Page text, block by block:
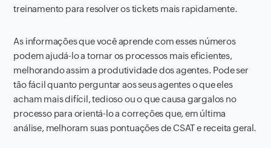
treinamento para resolver os tickets mais rapidamente.
As informações que você aprende com esses números
podem ajudá-lo a tornar os processos mais eficientes,
melhorando assim a produtividade dos agentes. Pode ser
tão fácil quanto perguntar aos seus agentes o que eles
acham mais difícil, tedioso ou o que causa gargalos no
processo para orientá-lo a correções que, em última
análise, melhoram suas pontuações de CSAT e receita geral.